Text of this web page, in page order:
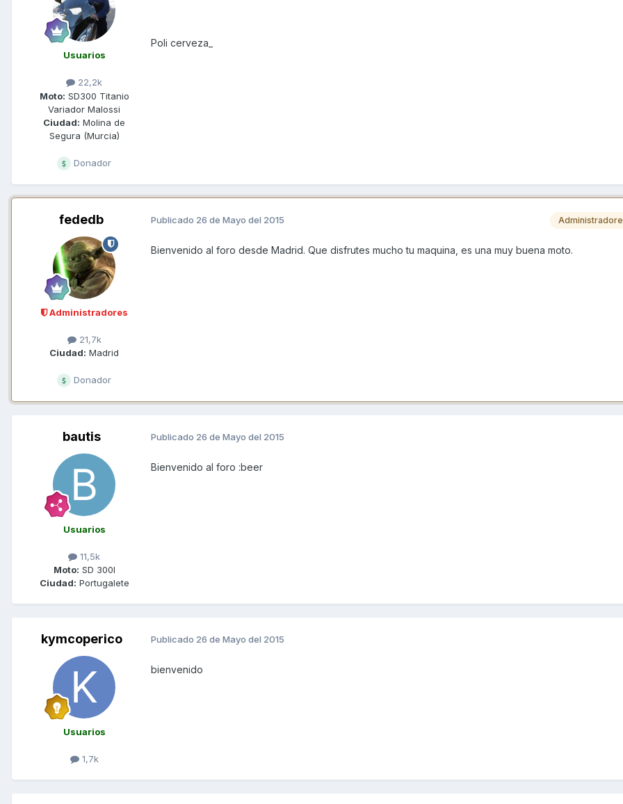
Usuarios
22,2k
Moto: SD300 Titanio
Variador Malossi
Ciudad: Molina de
Segura (Murcia)
Donador
Poli cerveza_
fededb
Administradores
21,7k
Ciudad: Madrid
Donador
Publicado 26 de Mayo del 2015
Bienvenido al foro desde Madrid. Que disfrutes mucho tu maquina, es una muy buena moto.
bautis
Usuarios
11,5k
Moto: SD 300I
Ciudad: Portugalete
Publicado 26 de Mayo del 2015
Bienvenido al foro :beer
kymcoperico
Usuarios
1,7k
Publicado 26 de Mayo del 2015
bienvenido